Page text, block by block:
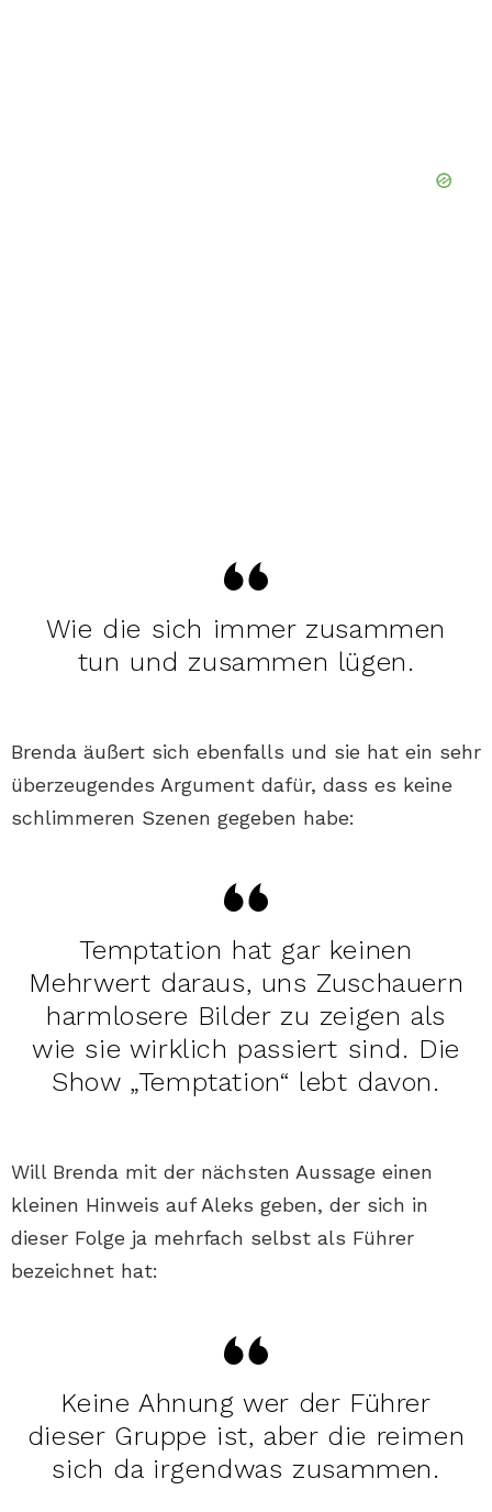
Wie die sich immer zusammen
tun und zusammen lügen.
Brenda äußert sich ebenfalls und sie hat ein sehr
überzeugendes Argument dafür, dass es keine
schlimmeren Szenen gegeben habe:
Temptation hat gar keinen
Mehrwert daraus, uns Zuschauern
harmlosere Bilder zu zeigen als
wie sie wirklich passiert sind. Die
Show „Temptation“ lebt davon.
Will Brenda mit der nächsten Aussage einen
kleinen Hinweis auf Aleks geben, der sich in
dieser Folge ja mehrfach selbst als Führer
bezeichnet hat:
Keine Ahnung wer der Führer
dieser Gruppe ist, aber die reimen
sich da irgendwas zusammen.